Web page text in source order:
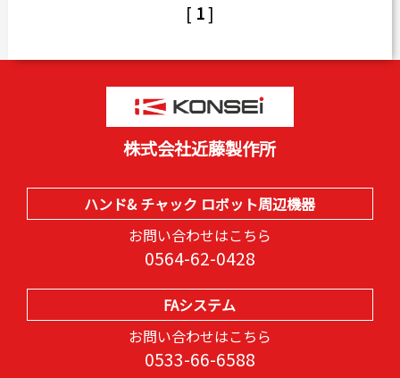
[ 1]
株式会社近藤製作所
ハンド& チャック ロボット周辺機器
お問い合わせはこちら
0564-62-0428
FAシステム
お問い合わせはこちら
0533-66-6588